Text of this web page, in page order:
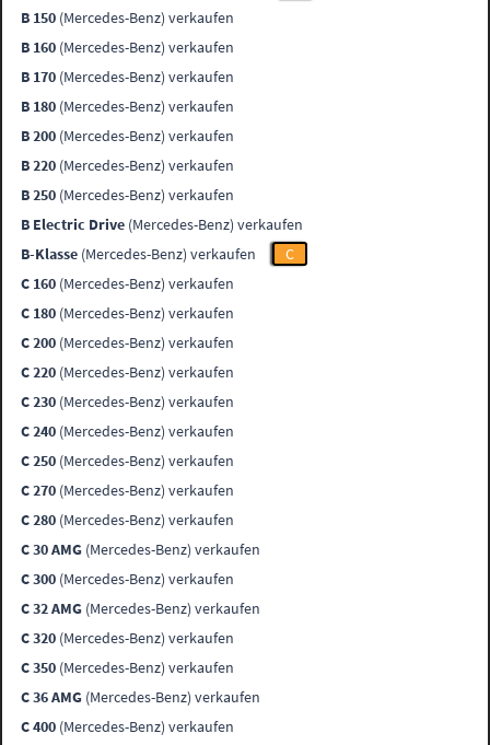
B 150 (Mercedes-Benz) verkaufen
B 160 (Mercedes-Benz) verkaufen
B 170 (Mercedes-Benz) verkaufen
B 180 (Mercedes-Benz) verkaufen
B 200 (Mercedes-Benz) verkaufen
B 220 (Mercedes-Benz) verkaufen
B 250 (Mercedes-Benz) verkaufen
B Electric Drive (Mercedes-Benz) verkaufen
B-Klasse (Mercedes-Benz) verkaufen
C
C 160 (Mercedes-Benz) verkaufen
C 180 (Mercedes-Benz) verkaufen
C 200 (Mercedes-Benz) verkaufen
C 220 (Mercedes-Benz) verkaufen
C 230 (Mercedes-Benz) verkaufen
C 240 (Mercedes-Benz) verkaufen
C 250 (Mercedes-Benz) verkaufen
C 270 (Mercedes-Benz) verkaufen
C 280 (Mercedes-Benz) verkaufen
C 30 AMG (Mercedes-Benz) verkaufen
C 300 (Mercedes-Benz) verkaufen
C 32 AMG (Mercedes-Benz) verkaufen
C 320 (Mercedes-Benz) verkaufen
C 350 (Mercedes-Benz) verkaufen
C 36 AMG (Mercedes-Benz) verkaufen
C 400 (Mercedes-Benz) verkaufen